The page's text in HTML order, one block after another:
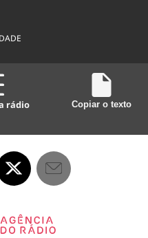
rádio Copiar o texto